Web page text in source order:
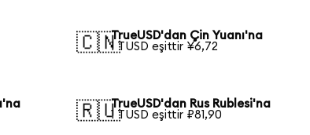
🇨🇳TrueUSD'dan Çin Yuanı'na
1 TUSD eşittir ¥6,72
🇷🇺TrueUSD'dan Rus Rublesi'na
1 TUSD eşittir ₽81,90